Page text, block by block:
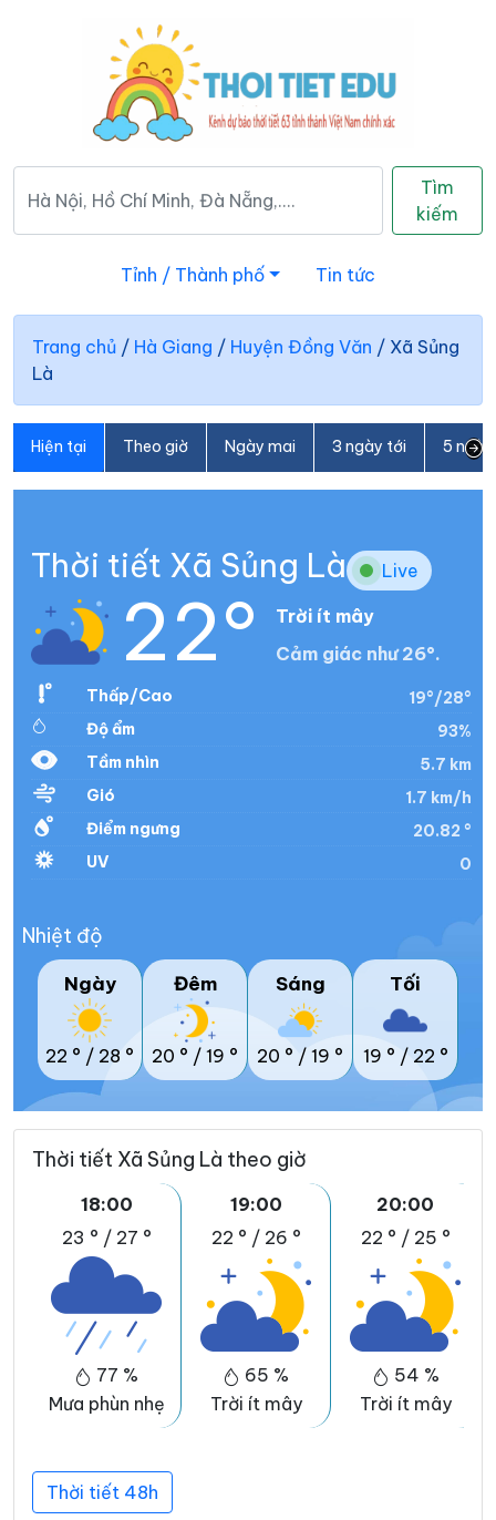
Tìm
kiếm
Tỉnh / Thành phố Tin tức
Trang chủ / Hà Giang / Huyện Đồng Văn / Xã Sủng
Là
Hiện tại Theo giờ Ngày mai 3 ngày tới 5
Thời tiết Xã Sủng Là Live
22°
Trời ít mây
Cảm giác như 26°.
Thấp/Cao
19°/28°
Độ ẩm
93%
Tầm nhìn
5.7 km
Gió
1.7 km/h
Điểm ngưng
20.82 °
UV
0
Nhiệt độ
Ngày
22 ° / 28 °
Đêm
20 ° / 19 °
Sáng
20 ° / 19 °
Tối
19 ° / 22 °
Thời tiết Xã Sủng Là theo giờ
18:00
23 ° / 27 °
77 %
Mưa phùn nhẹ
19:00
22 ° / 26 °
65 %
Trời ít mây
20:00
22 ° / 25 °
54 %
Trời ít mây
Thời tiết 48h